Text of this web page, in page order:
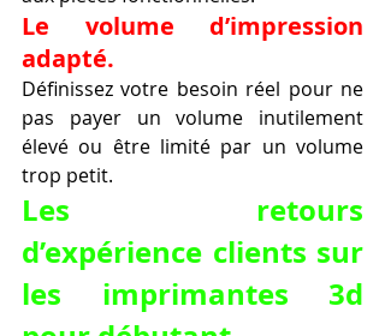
Le volume d’impression
adapté.
Définissez votre besoin réel pour ne
pas payer un volume inutilement
élevé ou être limité par un volume
trop petit.
Les retours
d’expérience clients sur
les imprimantes 3d